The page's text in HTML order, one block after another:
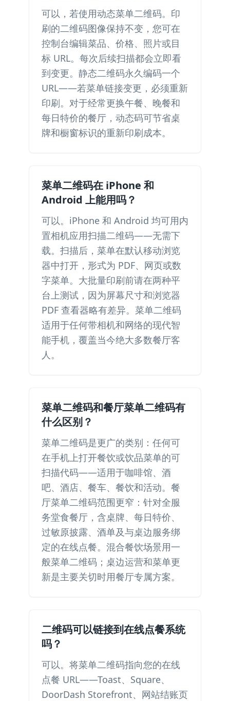
可以，若使用动态菜单二维码。印
刷的二维码图像保持不变，您可在
控制台编辑菜品、价格、照片或目
标 URL。每次后续扫描都会立即看
到变更。静态二维码永久编码一个
URL——若菜单链接变更，必须重新
印刷。对于经常更换午餐、晚餐和
每日特价的餐厅，动态码可节省桌
牌和橱窗标识的重新印刷成本。
菜单二维码在 iPhone 和
Android 上能用吗？
可以。iPhone 和 Android 均可用内
置相机应用扫描二维码——无需下
载。扫描后，菜单在默认移动浏览
器中打开，形式为 PDF、网页或数
字菜单。大批量印刷前请在两种平
台上测试，因为屏幕尺寸和浏览器
PDF 查看器略有差异。菜单二维码
适用于任何带相机和网络的现代智
能手机，覆盖当今绝大多数餐厅客
人。
菜单二维码和餐厅菜单二维码有
什么区别？
菜单二维码是更广的类别：任何可
在手机上打开餐饮或饮品菜单的可
扫描代码——适用于咖啡馆、酒
吧、酒店、餐车、餐饮和活动。餐
厅菜单二维码范围更窄：针对全服
务堂食餐厅，含桌牌、每日特价、
过敏原披露、酒单及与桌边服务绑
定的在线点餐。混合餐饮场景用一
般菜单二维码；桌边运营和菜单更
新是主要关切时用餐厅专属方案。
二维码可以链接到在线点餐系统
吗？
可以。将菜单二维码指向您的在线
点餐 URL——Toast、Square、
DoorDash Storefront、网站结账页